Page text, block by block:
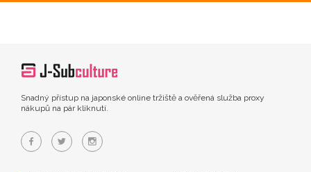
Snadný přístup na japonské online tržiště a ověřená služba proxy
nákupů na pár kliknutí.